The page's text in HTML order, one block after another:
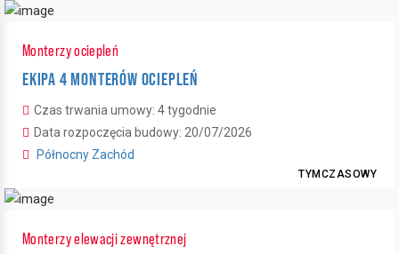
Monterzy ociepleń
EKIPA 4 MONTERÓW OCIEPLEŃ
Czas trwania umowy: 4 tygodnie
Data rozpoczęcia budowy: 20/07/2026
Północny Zachód
TYMCZASOWY
Monterzy elewacji zewnętrznej